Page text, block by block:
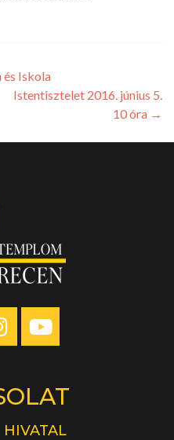
és Iskola
Istentisztelet 2016. június 5.
10 óra →
HIVATAL